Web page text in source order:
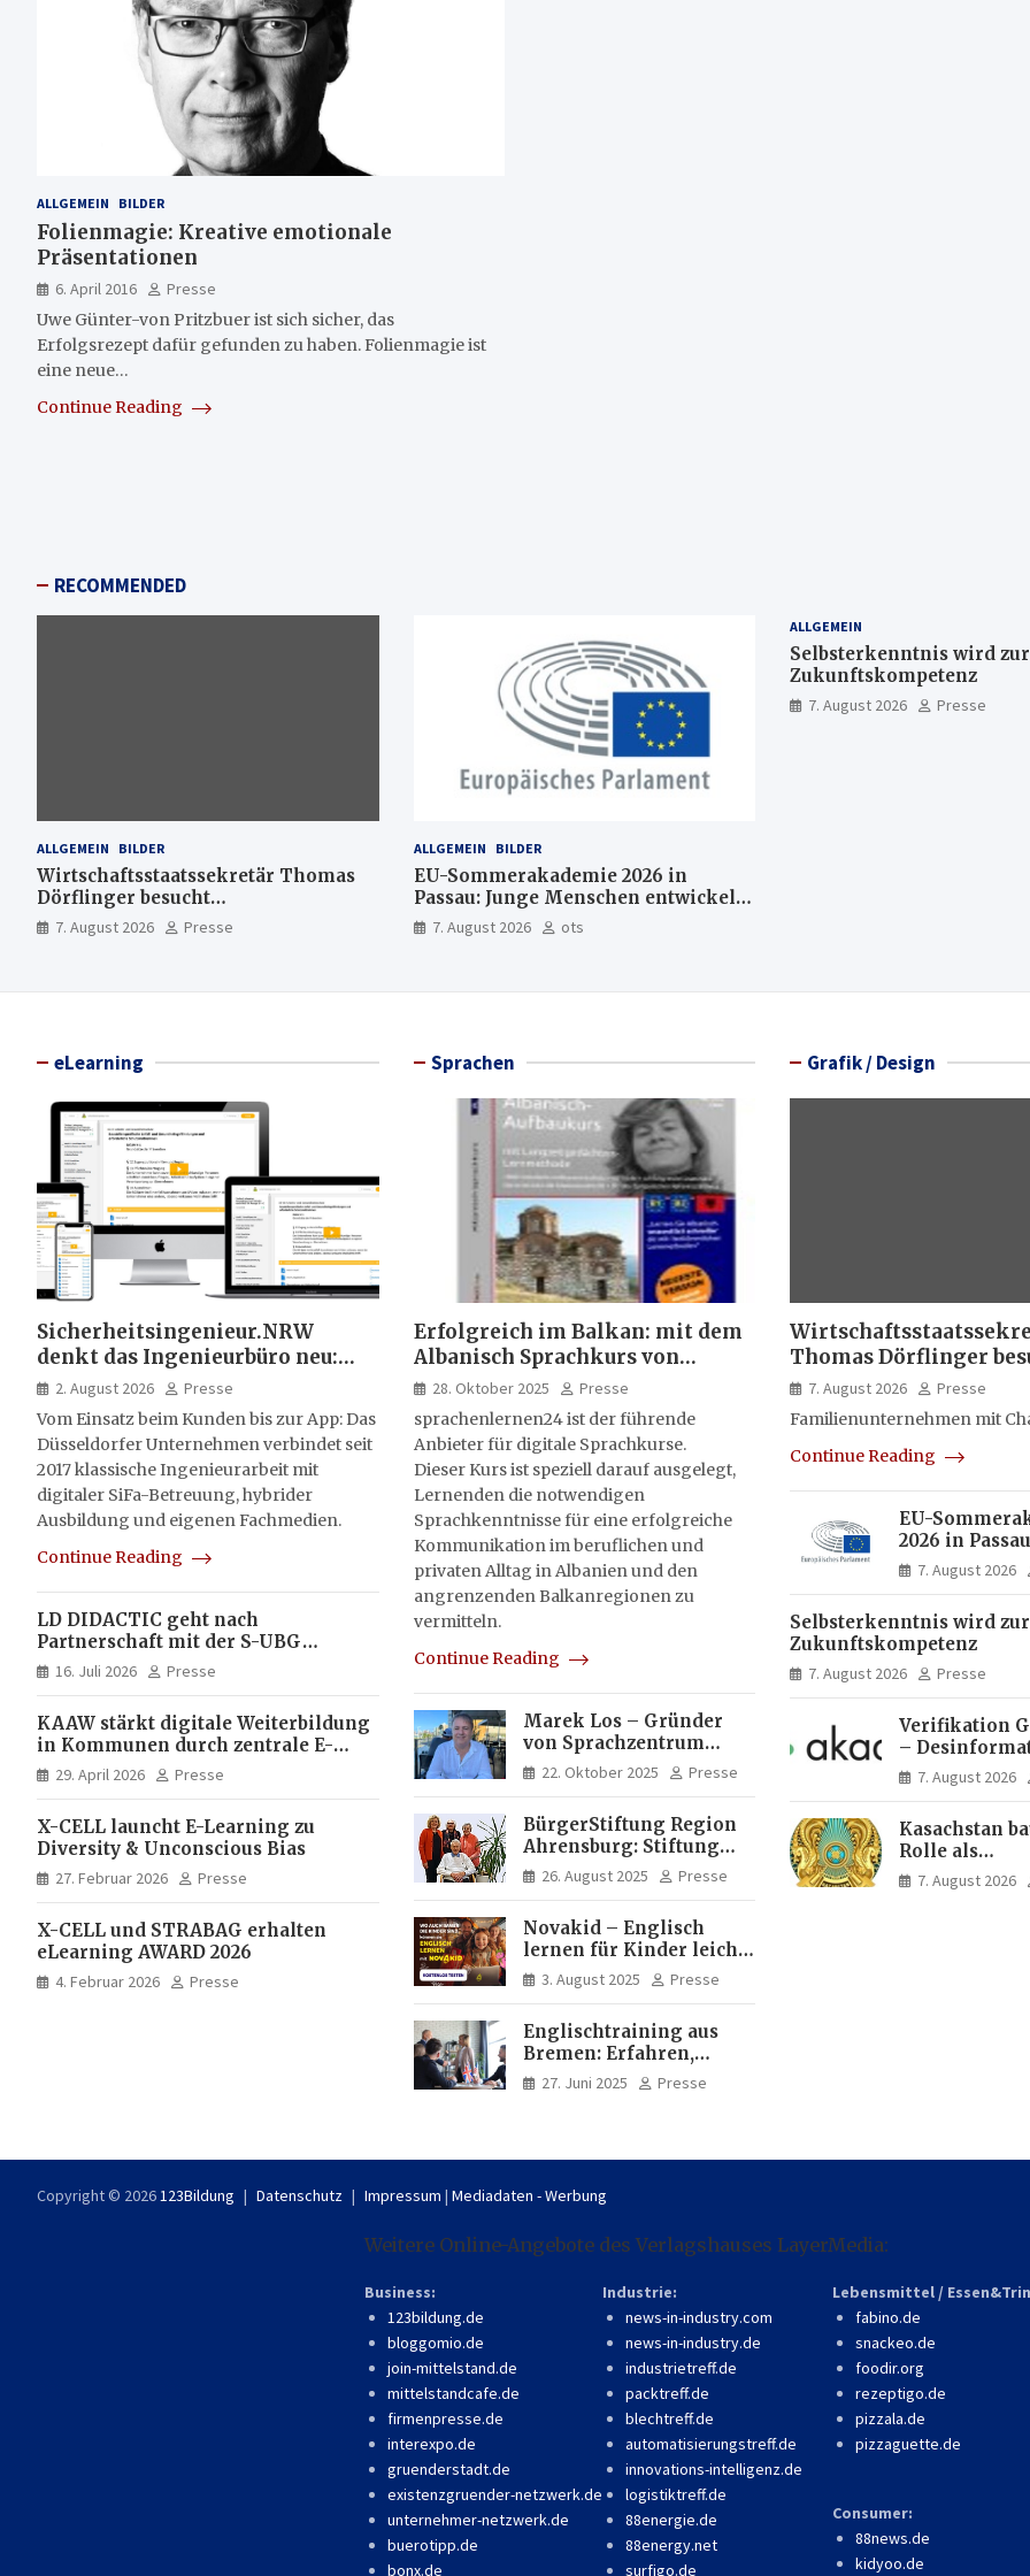
ALLGEMEIN BILDER
Folienmagie: Kreative emotionale
Präsentationen
6. April 2016
Presse
Uwe Günter-von Pritzbuer ist sich sicher, das
Erfolgsrezept dafür gefunden zu haben. Folienmagie ist
eine neue…
Continue Reading
RECOMMENDED
ALLGEMEIN BILDER
Wirtschaftsstaatssekretär Thomas
Dörflinger besucht
Handwerksbetrieb im
Kammerbezirk Freiburg
7. August 2026 Presse
ALLGEMEIN BILDER
EU-Sommerakademie 2026 in
Passau: Junge Menschen entwickeln
Ideen für Europas Zukunft
7. August 2026 ots
ALLGEMEIN
Selbsterkenntnis wird zur
Zukunftskompetenz
7. August 2026 Presse
eLearning
Sicherheitsingenieur.NRW
denkt das Ingenieurbüro neu:
HSE-Beratung wird digital,
hybrid und multimedial
2. August 2026
Presse
Vom Einsatz beim Kunden bis zur App: Das
Düsseldorfer Unternehmen verbindet seit
2017 klassische Ingenieurarbeit mit
digitaler SiFa-Betreuung, hybrider
Ausbildung und eigenen Fachmedien.
Continue Reading
LD DIDACTIC geht nach
Partnerschaft mit der S-UBG
vollständig in Unternehmerhand
16. Juli 2026 Presse
KAAW stärkt digitale Weiterbildung
in Kommunen durch zentrale E-
Learning Plattform von X-CELL
29. April 2026 Presse
X-CELL launcht E-Learning zu
Diversity & Unconscious Bias
27. Februar 2026 Presse
X-CELL und STRABAG erhalten
eLearning AWARD 2026
4. Februar 2026 Presse
Sprachen
Erfolgreich im Balkan: mit dem
Albanisch Sprachkurs von
sprachenlernen24
28. Oktober 2025
Presse
sprachenlernen24 ist der führende
Anbieter für digitale Sprachkurse.
Dieser Kurs ist speziell darauf ausgelegt,
Lernenden die notwendigen
Sprachkenntnisse für eine erfolgreiche
Kommunikation im beruflichen und
privaten Alltag in Albanien und den
angrenzenden Balkanregionen zu
vermitteln.
Continue Reading
Marek Los – Gründer
von Sprachzentrum
Moose, Moose Casa
Italia und Apartamento
Experte für Bildung und
Investitionen in
Brasilien
22. Oktober 2025 Presse
BürgerStiftung Region
Ahrensburg: Stiftung
Dietrich+Gudrun Maaß
fördert
Frauen
26. August 2025 Presse
Novakid – Englisch
lernen für Kinder leicht
gemacht
3. August 2025 Presse
Englischtraining aus
Bremen: Erfahren,
professionell, online
zugänglich
27. Juni 2025 Presse
Grafik / Design
Thomas Dörflinger
Handwerksbetrieb im
Kammerbezirk Freiburg
7. August 2026
Presse
Familienunternehmen mit
Continue Reading
EU-
2026 in
Menschen
Ideen für
7. August 2026
Selbsterkenntnis wird zur
Zukunftskompetenz
7. August 2026 Presse
Verifikation
–
Fake News,
Inhalte | dpa-
7. August 2026
Kasachstan
Rolle als
zwischen
7. August 2026
Copyright © 2026123Bildung Datenschutz Impressum | Mediadaten - Werbung
Weitere Online-Angebote des Verlagshauses LayerMedia:
Business:
123bildung.de
bloggomio.de
join-mittelstand.de
mittelstandcafe.de
firmenpresse.de
interexpo.de
gruenderstadt.de
existenzgruender-netzwerk.de
unternehmer-netzwerk.de
buerotipp.de
bonx.de
Industrie:
news-in-industry.com
news-in-industry.de
industrietreff.de
packtreff.de
blechtreff.de
automatisierungstreff.de
innovations-intelligenz.de
logistiktreff.de
88energie.de
88energy.net
surfigo.de
Lebensmittel /
fabino.de
snackeo.de
foodir.org
rezeptigo.de
pizzala.de
pizzaguette.de
Consumer:
88news.de
kidyoo.de